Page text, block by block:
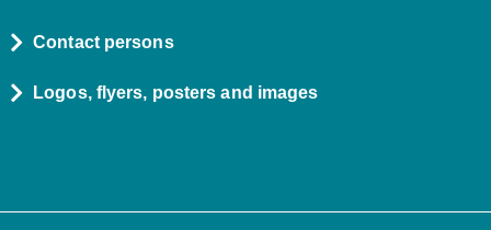
Contact persons
Logos, flyers, posters and images